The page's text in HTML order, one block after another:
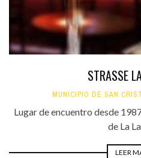
STRASSE
MUNICIPIO DE SAN
Lugar de encuentro desde
de La
LEER